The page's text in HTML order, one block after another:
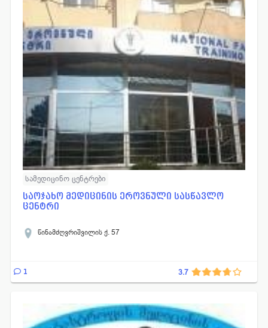
სამედიცინო ცენტრები
საოჯახო მედიცინის ეროვნული სასწავლო
ცენტრი
წინამძღვრიშვილის ქ. 57
1 3.7